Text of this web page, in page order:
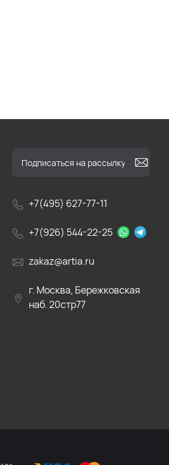
+7(495) 627-77-11
+7(926) 544-22-25
zakaz@artia.ru
г. Москва, Бережковская
наб. 20стр77